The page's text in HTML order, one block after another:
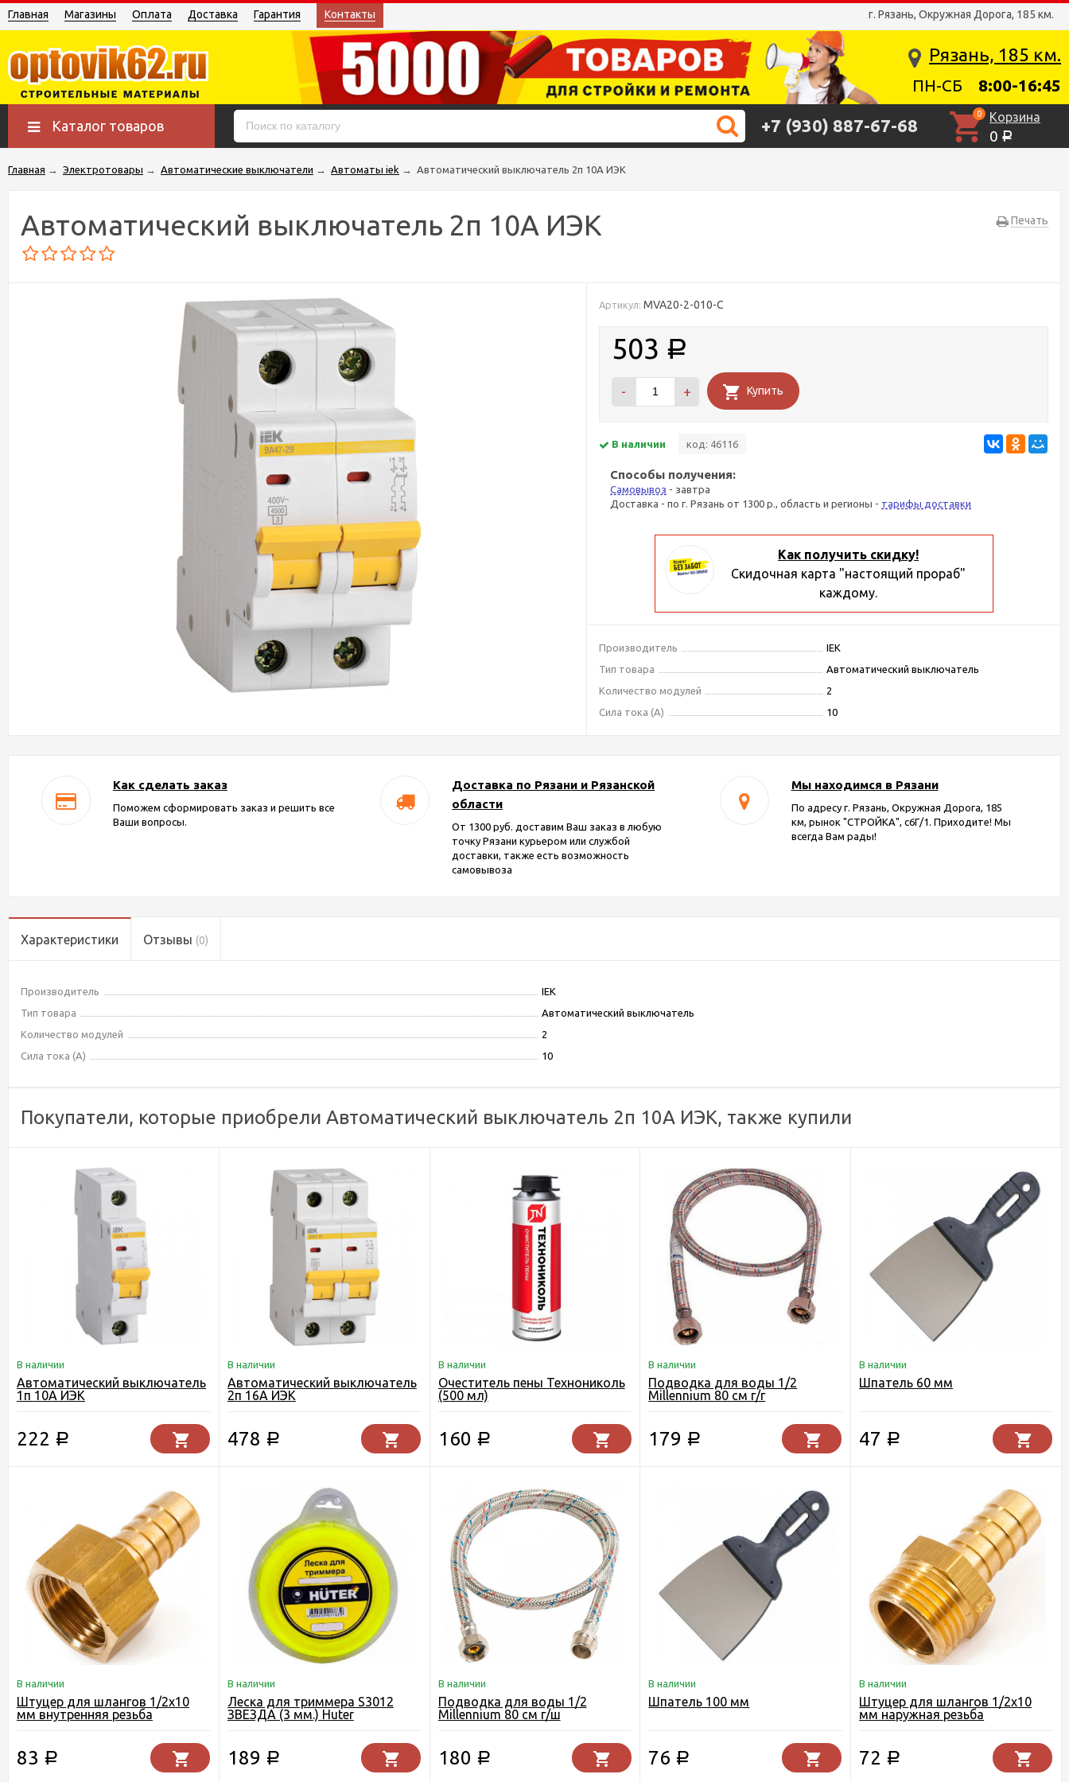
г. Рязань, Окружная Дорога, 185 км.
Главная Магазины Оплата Доставка Гарантия Контакты
Рязань, 185 км.
ПН-СБ 8:00-16:45
Каталог товаров +7 (930) 887-67-68
0 Корзина
0 Р
Главная → Электротовары → Автоматические выключатели → Автоматы iek → Автоматический выключатель 2п 10А ИЭК
Печать
Автоматический выключатель 2п 10А ИЭК
Артикул: MVA20-2-010-C
503 Р
- + Купить
В наличии код: 46116
Способы получения:
Самовывоз - завтра
Доставка - по г. Рязань от 1300 р., область и регионы - тарифы доставки
Как получить скидку!
Скидочная карта "настоящий прораб"
каждому.
Производитель
IEK
Тип товара
Автоматический выключатель
Количество модулей
2
Сила тока (А)
10
Как сделать заказ
Поможем сформировать заказ и решить все
Ваши вопросы.
Доставка по Рязани и Рязанской
области
От 1300 руб. доставим Ваш заказ в любую
точку Рязани курьером или службой
доставки, также есть возможность
самовывоза
Мы находимся в Рязани
По адресу г. Рязань, Окружная Дорога, 185
км, рынок "СТРОЙКА", с6Г/1. Приходите! Мы
всегда Вам рады!
Характеристики Отзывы (0)
Производитель
IEK
Тип товара
Автоматический выключатель
Количество модулей
2
Сила тока (А)
10
Покупатели, которые приобрели Автоматический выключатель 2п 10А ИЭК, также купили
В наличии
Автоматический выключатель
1п 10А ИЭК
222 Р
В наличии
Автоматический выключатель
2п 16А ИЭК
478 Р
В наличии
Очеститель пены Технониколь
(500 мл)
160 Р
В наличии
Подводка для воды 1/2
Millennium 80 см г/г
179 Р
В наличии
Шпатель 60 мм
47 Р
В наличии
Штуцер для шлангов 1/2х10
мм внутренняя резьба
83 Р
В наличии
Леска для триммера S3012
ЗВЕЗДА (3 мм.) Huter
189 Р
В наличии
Подводка для воды 1/2
Millennium 80 см г/ш
180 Р
В наличии
Шпатель 100 мм
76 Р
В наличии
Штуцер для шлангов 1/2х10
мм наружная резьба
72 Р